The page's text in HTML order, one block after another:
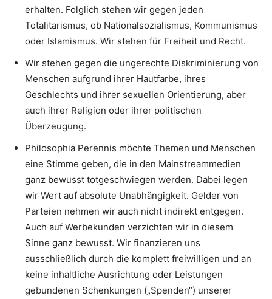
erhalten. Folglich stehen wir gegen jeden
Totalitarismus, ob Nationalsozialismus, Kommunismus
oder Islamismus. Wir stehen für Freiheit und Recht.
Wir stehen gegen die ungerechte Diskriminierung von
Menschen aufgrund ihrer Hautfarbe, ihres
Geschlechts und ihrer sexuellen Orientierung, aber
auch ihrer Religion oder ihrer politischen
Überzeugung.
Philosophia Perennis möchte Themen und Menschen
eine Stimme geben, die in den Mainstreammedien
ganz bewusst totgeschwiegen werden. Dabei legen
wir Wert auf absolute Unabhängigkeit. Gelder von
Parteien nehmen wir auch nicht indirekt entgegen.
Auch auf Werbekunden verzichten wir in diesem
Sinne ganz bewusst. Wir finanzieren uns
ausschließlich durch die komplett freiwilligen und an
keine inhaltliche Ausrichtung oder Leistungen
gebundenen Schenkungen („Spenden“) unserer